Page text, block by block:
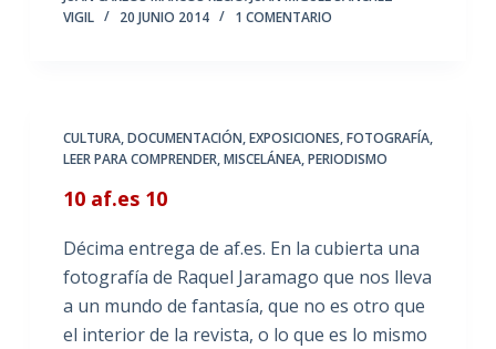
VIGIL
20 JUNIO 2014 1 COMENTARIO
CULTURA,DOCUMENTACIÓN,EXPOSICIONES,FOTOGRAFÍA,
LEER PARA COMPRENDER,MISCELÁNEA,PERIODISMO
10 af.es 10
Décima entrega de af.es. En la cubierta una
fotografía de Raquel Jaramago que nos lleva
a un mundo de fantasía, que no es otro que
el interior de la revista, o lo que es lo mismo